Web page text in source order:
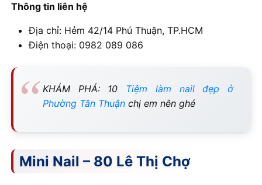
Thông tin liên hệ
Địa chỉ: Hẻm 42/14 Phú Thuận, TP.HCM
Điện thoại: 0982 089 086
KHÁM PHÁ: 10 Tiệm làm nail đẹp ở
Phường Tân Thuận chị em nên ghé
Mini Nail – 80 Lê Thị Chợ